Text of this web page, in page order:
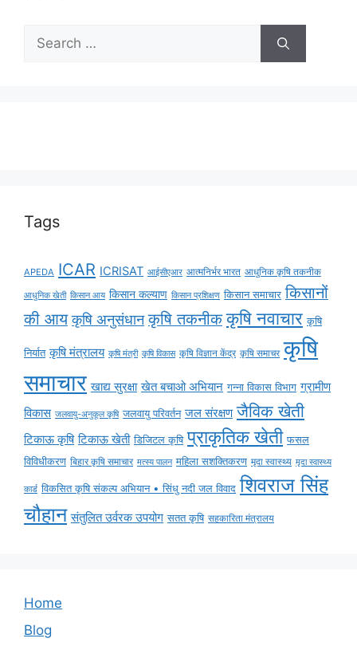
Tags
APEDA ICAR ICRISAT आईसीएआर आत्मनिर्भर भारत आधुनिक कृषि तकनीक
आधुनिक खेती किसान आय किसान कल्याण किसान प्रशिक्षण किसान समाचार किसानों
की आय कृषि अनुसंधान कृषि तकनीक कृषि नवाचार कृषि
निर्यात कृषि मंत्रालय कृषि मंत्री कृषि विकास कृषि विज्ञान केंद्र कृषि समाचर कृषि
समाचार खाद्य सुरक्षा खेत बचाओ अभियान गन्ना विकास विभाग ग्रामीण
विकास जलवायु-अनुकूल कृषि जलवायु परिवर्तन जल संरक्षण जैविक खेती
टिकाऊ कृषि टिकाऊ खेती डिजिटल कृषि प्राकृतिक खेती फसल
विविधीकरण बिहार कृषि समाचार मत्स्य पालन महिला सशक्तिकरण मृदा स्वास्थ्य मृदा स्वास्थ्य
कार्ड विकसित कृषि संकल्प अभियान • सिंधु नदी जल विवाद शिवराज सिंह
चौहान संतुलित उर्वरक उपयोग सतत कृषि सहकारिता मंत्रालय
Home
Blog